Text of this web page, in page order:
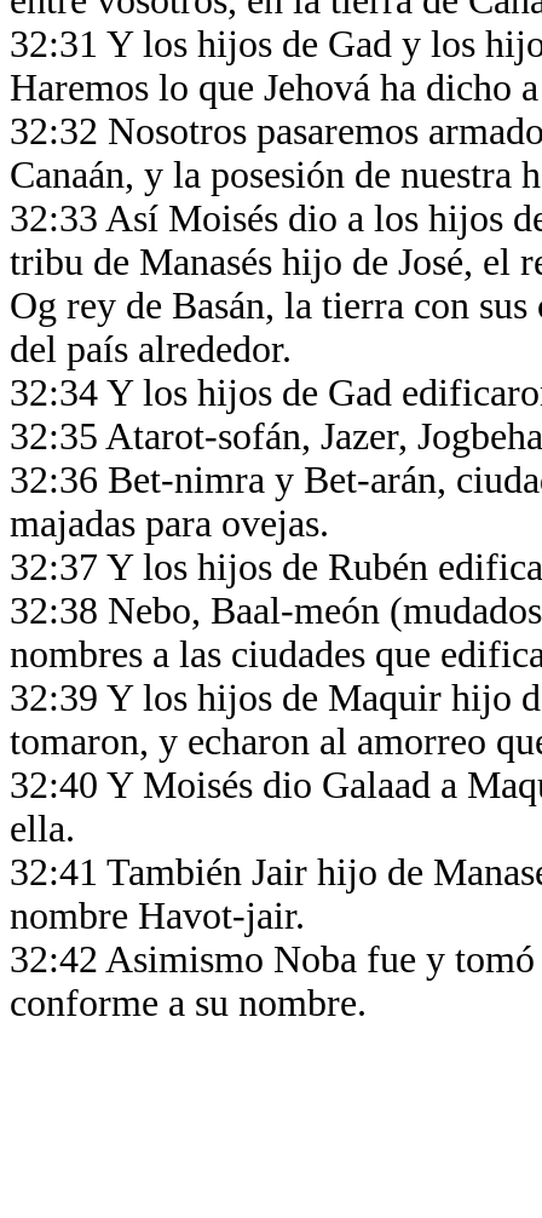
32:31 Y los hijos de Gad y los
Haremos lo que Jehová ha dicho
32:32 Nosotros pasaremos
Canaán, y la posesión de nuestra
32:33 Así Moisés dio a los hijos
tribu de Manasés hijo de José, el
Og rey de Basán, la tierra con
del país alrededor.
32:34 Y los hijos de Gad
32:35 Atarot-sofán, Jazer,
32:36 Bet-nimra y Bet-arán,
majadas para ovejas.
32:37 Y los hijos de Rubén
32:38 Nebo, Baal-meón
nombres a las ciudades que
32:39 Y los hijos de Maquir hijo
tomaron, y echaron al amorreo
32:40 Y Moisés dio Galaad a
ella.
32:41 También Jair hijo de
nombre Havot-jair.
32:42 Asimismo Noba fue y
conforme a su nombre.